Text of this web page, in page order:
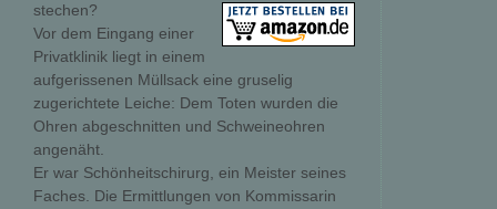
stechen?
Vor dem Eingang einer
Privatklinik liegt in einem
aufgerissenen Müllsack eine gruselig
zugerichtete Leiche: Dem Toten wurden die
Ohren abgeschnitten und Schweineohren
angenäht.
Er war Schönheitschirurg, ein Meister seines
Faches. Die Ermittlungen von Kommissarin